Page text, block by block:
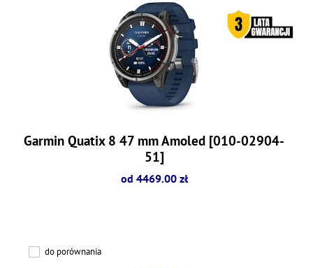
Garmin Quatix 8 47 mm Amoled [010-02904-
51]
od 4469.00 zł
do porównania